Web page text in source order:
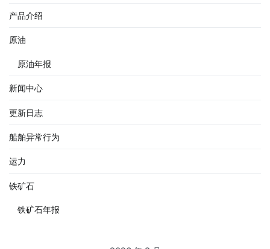
产品介绍
原油
原油年报
新闻中心
更新日志
船舶异常行为
运力
铁矿石
铁矿石年报